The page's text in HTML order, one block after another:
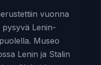
vuonna
pysyvä Lenin-
Museo
Lenin ja Stalin